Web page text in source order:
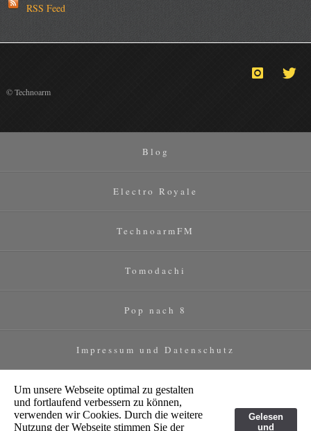
RSS Feed
© Technoarm
Blog
Electro Royale
TechnoarmFM
Tomodachi
Pop nach 8
Impressum und Datenschutz
Um unsere Webseite optimal zu gestalten
und fortlaufend verbessern zu können,
verwenden wir Cookies. Durch die weitere
Nutzung der Webseite stimmen Sie der
Gelesen
und